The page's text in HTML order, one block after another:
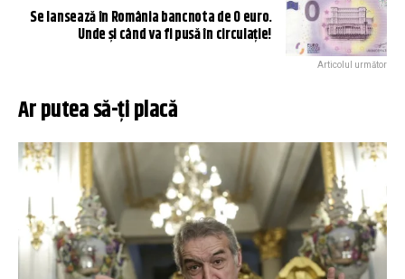
Se lansează în România bancnota de 0 euro.
Unde și când va fi pusă în circulație!
Articolul următor
Ar putea să-ți placă